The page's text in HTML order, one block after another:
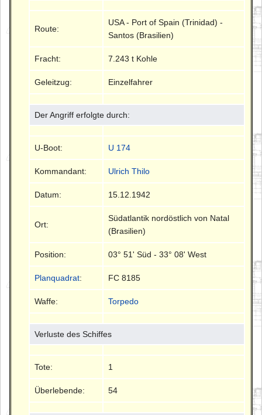
Route:
USA - Port of Spain (Trinidad) -
Santos (Brasilien)
Fracht: 7.243 t Kohle
Geleitzug: Einzelfahrer
Der Angriff erfolgte durch:
U-Boot: U 174
Kommandant: Ulrich Thilo
Datum: 15.12.1942
Ort:
Südatlantik nordöstlich von Natal
(Brasilien)
Position: 03° 51' Süd - 33° 08' West
Planquadrat: FC 8185
Waffe: Torpedo
Verluste des Schiffes
Tote: 1
Überlebende: 54